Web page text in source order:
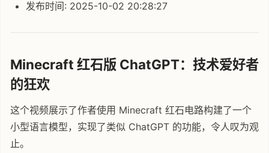
发布时间: 2025-10-02 20:28:27
Minecraft 红石版 ChatGPT：技术爱好者
的狂欢
这个视频展示了作者使用 Minecraft 红石电路构建了一个
小型语言模型，实现了类似 ChatGPT 的功能，令人叹为观
止。